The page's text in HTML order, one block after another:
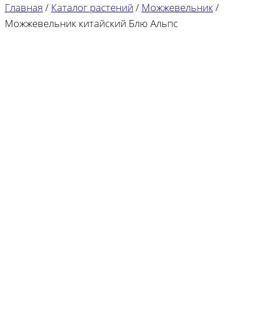
Главная / Каталог растений / Можжевельник/
Можжевельник китайский Блю Альпс